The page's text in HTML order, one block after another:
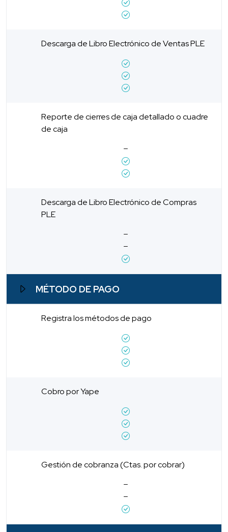
Descarga de Libro Electrónico de Ventas PLE
Reporte de cierres de caja detallado o cuadre
de caja
Descarga de Libro Electrónico de Compras
PLE
MÉTODO DE PAGO
Registra los métodos de pago
Cobro por Yape
Gestión de cobranza (Ctas. por cobrar)